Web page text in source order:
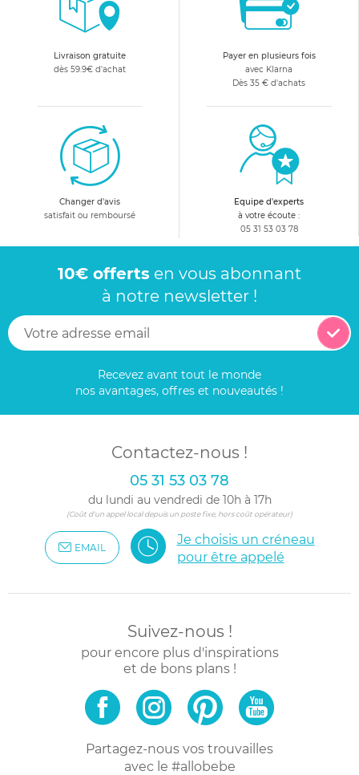
Livraison gratuite
dès 59.9€ d'achat
Payer en plusieurs fois
avec Klarna
Dès 35 € d'achats
Changer d'avis
satisfait ou remboursé
Equipe d'experts
à votre écoute :
05 31 53 03 78
10€ offerts en vous abonnant
à notre newsletter !
Recevez avant tout le monde
nos avantages, offres et nouveautés !
Contactez-nous !
05 31 53 03 78
du lundi au vendredi de 10h à 17h
(Coût d'un appel local depuis un poste fixe, hors coût opérateur)
EMAIL
Je choisis un créneau
pour être appelé
Suivez-nous !
pour encore plus d'inspirations
et de bons plans !
Partagez-nous vos trouvailles
avec le #allobebe